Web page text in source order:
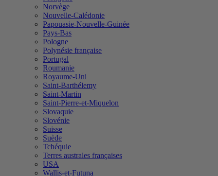
Norvège
Nouvelle-Calédonie
Papouasie-Nouvelle-Guinée
Pays-Bas
Pologne
Polynésie française
Portugal
Roumanie
Royaume-Uni
Saint-Barthélemy
Saint-Martin
Saint-Pierre-et-Miquelon
Slovaquie
Slovénie
Suisse
Suède
Tchéquie
Terres australes françaises
USA
Wallis-et-Futuna